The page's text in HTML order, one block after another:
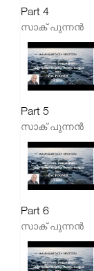
Part 4
സാക് പുന്നൻ
Part 5
സാക് പുന്നൻ
Part 6
സാക് പുന്നൻ